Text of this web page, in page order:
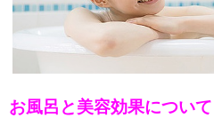
お風呂と美容効果について